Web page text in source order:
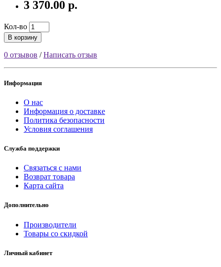
3 370.00 р.
Кол-во
В корзину
0 отзывов /Написать отзыв
Информация
О нас
Информация о доставке
Политика безопасности
Условия соглашения
Служба поддержки
Связаться с нами
Возврат товара
Карта сайта
Дополнительно
Производители
Товары со скидкой
Личный кабинет